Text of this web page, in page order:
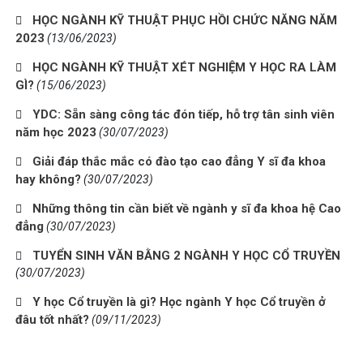
HỌC NGÀNH KỸ THUẬT PHỤC HỒI CHỨC NĂNG NĂM
2023 (13/06/2023)
HỌC NGÀNH KỸ THUẬT XÉT NGHIỆM Y HỌC RA LÀM
GÌ? (15/06/2023)
YDC: Sẵn sàng công tác đón tiếp, hỗ trợ tân sinh viên
năm học 2023 (30/07/2023)
Giải đáp thắc mắc có đào tạo cao đẳng Y sĩ đa khoa
hay không? (30/07/2023)
Những thông tin cần biết về ngành y sĩ đa khoa hệ Cao
đẳng (30/07/2023)
TUYỂN SINH VĂN BẰNG 2 NGÀNH Y HỌC CỔ TRUYỀN
(30/07/2023)
Y học Cổ truyền là gì? Học ngành Y học Cổ truyền ở
đâu tốt nhất? (09/11/2023)